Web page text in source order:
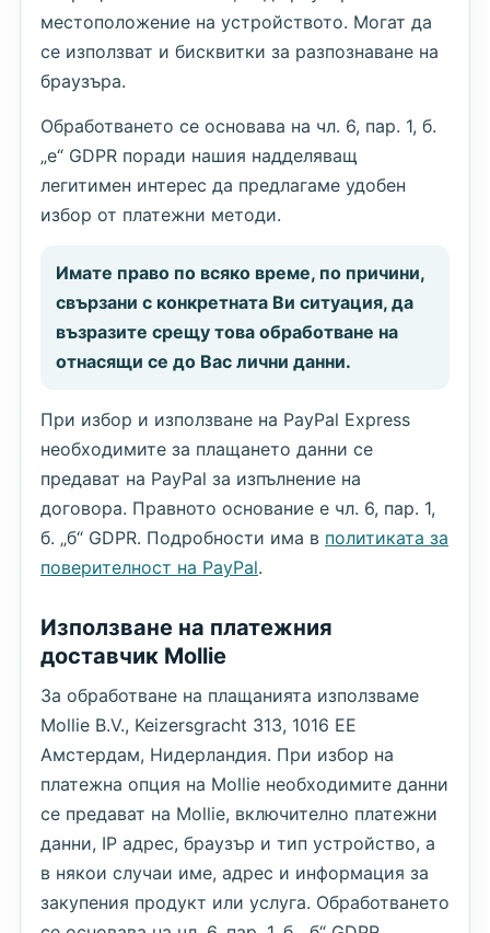
местоположение на устройството. Могат да
се използват и бисквитки за разпознаване на
браузъра.
Обработването се основава на чл. 6, пар. 1, б.
„е“ GDPR поради нашия надделяващ
легитимен интерес да предлагаме удобен
избор от платежни методи.
Имате право по всяко време, по причини,
свързани с конкретната Ви ситуация, да
възразите срещу това обработване на
отнасящи се до Вас лични данни.
При избор и използване на PayPal Express
необходимите за плащането данни се
предават на PayPal за изпълнение на
договора. Правното основание е чл. 6, пар. 1,
б. „б“ GDPR. Подробности има в политиката за
поверителност на PayPal.
Използване на платежния
доставчик Mollie
За обработване на плащанията използваме
Mollie B.V., Keizersgracht 313, 1016 EE
Амстердам, Нидерландия. При избор на
платежна опция на Mollie необходимите данни
се предават на Mollie, включително платежни
данни, IP адрес, браузър и тип устройство, а
в някои случаи име, адрес и информация за
закупения продукт или услуга. Обработването